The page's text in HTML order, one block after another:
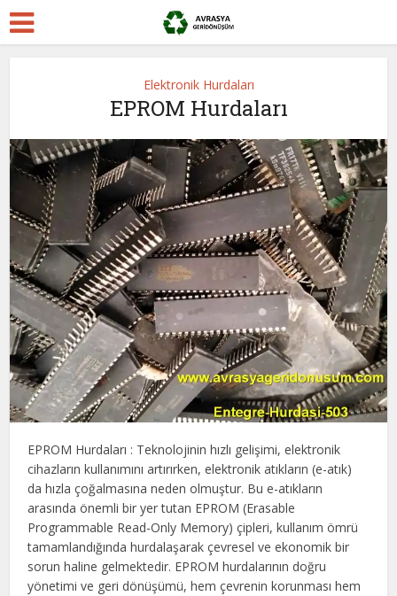
Elektronik Hurdaları
EPROM Hurdaları
EPROM Hurdaları : Teknolojinin hızlı gelişimi, elektronik
cihazların kullanımını artırırken, elektronik atıkların (e-atık)
da hızla çoğalmasına neden olmuştur. Bu e-atıkların
arasında önemli bir yer tutan EPROM (Erasable
Programmable Read-Only Memory) çipleri, kullanım ömrü
tamamlandığında hurdalaşarak çevresel ve ekonomik bir
sorun haline gelmektedir. EPROM hurdalarının doğru
yönetimi ve geri dönüşümü, hem çevrenin korunması hem